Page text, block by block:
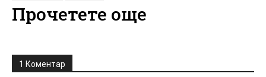
Прочетете още
1 Коментар